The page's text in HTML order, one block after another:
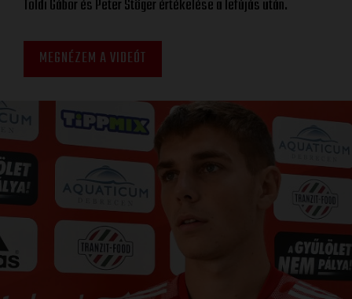
Toldi Gábor és Peter Stöger értékelése a lefújás után.
MEGNÉZEM A VIDEÓT